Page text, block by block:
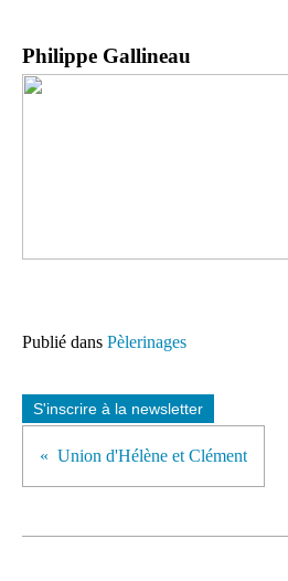
Philippe Gallineau
Publié dans Pèlerinages
S'inscrire à la newsletter
Union d'Hélène et Clément